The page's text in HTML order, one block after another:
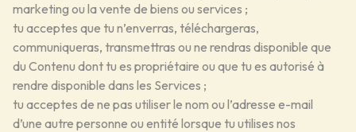
marketing ou la vente de biens ou services ;
tu acceptes que tu n’enverras, téléchargeras,
communiqueras, transmettras ou ne rendras disponible que
du Contenu dont tu es propriétaire ou que tu es autorisé à
rendre disponible dans les Services ;
tu acceptes de ne pas utiliser le nom ou l’adresse e-mail
d’une autre personne ou entité lorsque tu utilises nos